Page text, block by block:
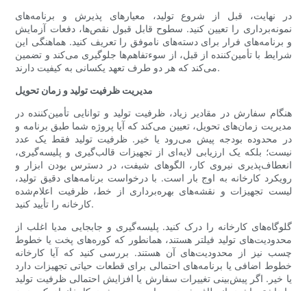
در نهایت، قبل از شروع تولید، معیارهای پذیرش و برنامه‌های
نمونه‌برداری را تعیین کنید. سطوح قابل قبول نقص‌ها، دفعات آزمایش
و برنامه‌های فرار برای دسته‌های ناموفق را تعریف کنید. هماهنگی این
شرایط با تأمین‌کننده از قبل، از سوءتفاهم‌ها جلوگیری می‌کند و تضمین
می‌کند که هر دو طرف تعهد یکسانی به کیفیت دارند.
مدیریت ظرفیت تولید و زمان تحویل
هنگام سفارش در مقادیر زیاد، ظرفیت تولید و توانایی تأمین‌کننده در
مدیریت زمان‌های تحویل، تعیین می‌کند که آیا پروژه شما طبق برنامه و
در محدوده بودجه پیش می‌رود یا خیر. ظرفیت تولید فقط یک عدد
نیست؛ بلکه یک ارزیابی لایه‌ای از تجهیزات قالب‌گیری و پلیسه‌گیری،
انعطاف‌پذیری نیروی کار، الگوهای شیفت، در دسترس بودن ابزار و
رویکرد کارخانه به اوج بار است. با درخواست برنامه‌های دقیق تولید،
لیست تجهیزات و نقشه‌های بهره‌برداری از خط، ظرفیت اعلام‌شده
کارخانه را تأیید کنید.
گلوگاه‌های کارخانه را درک کنید. پلیسه‌گیری و جابجایی مدیا اغلب از
محدودیت‌های تولید فیلتر هستند، همانطور که کوره‌های پخت یا خطوط
چسب نیز از محدودیت‌های آن هستند. بررسی کنید که آیا کارخانه
خطوط اضافی یا برنامه‌های احتمالی برای قطعات حیاتی تجهیزات دارد
یا خیر. اگر پیش‌بینی تغییرات سفارش یا افزایش احتمالی ظرفیت تولید